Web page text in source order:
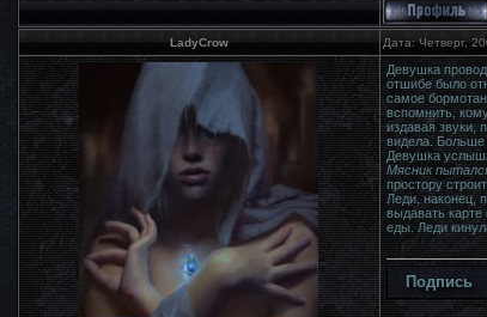
LadyCrow Дата: Четверг,
Девушка
отшибе было
самое
вспомнить,
издавая звуки,
видела. Больше
Девушка
Мясник
простору
Леди, наконец,
выдавать
еды. Леди
Подпись